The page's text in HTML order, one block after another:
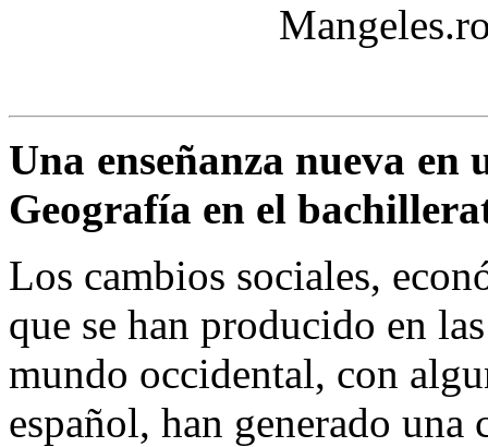
Una enseñanza nueva
Geografía en el
Los cambios sociales,
que se han producido en
mundo occidental, con
español, han generado